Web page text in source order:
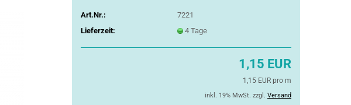
Art.Nr.:
7221
Lieferzeit:
4 Tage
1,15 EUR
1,15 EUR pro m
inkl. 19% MwSt. zzgl. Versand